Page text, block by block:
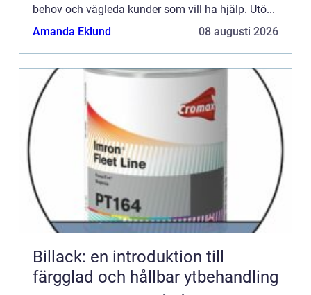
behov och vägleda kunder som vill ha hjälp. Utö...
Amanda Eklund
08 augusti 2026
Billack: en introduktion till
färgglad och hållbar ytbehandling